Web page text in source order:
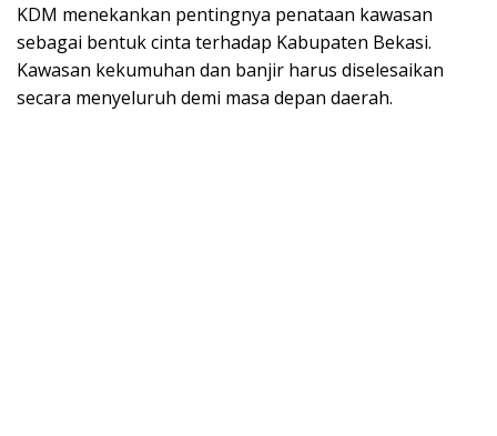
KDM menekankan pentingnya penataan kawasan
sebagai bentuk cinta terhadap Kabupaten Bekasi.
Kawasan kekumuhan dan banjir harus diselesaikan
secara menyeluruh demi masa depan daerah.